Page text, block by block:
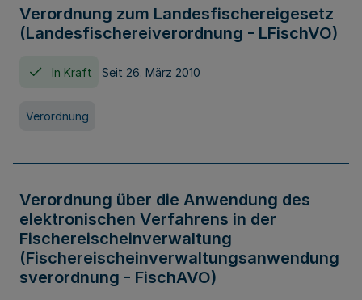
Verordnung zum Landesfischereigesetz
(Landesfischereiverordnung - LFischVO)
In Kraft Seit 26. März 2010
Verordnung
Verordnung über die Anwendung des
elektronischen Verfahrens in der
Fischereischeinverwaltung
(Fischereischeinverwaltungsanwendung
sverordnung - FischAVO)